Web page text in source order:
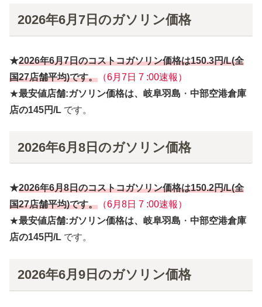
2026年6月7日のガソリン価格
★2026年6月7日のコストコガソリン価格は150.3円/L(全
国27店舗平均)です。 （6月7日 7 :00速報）
★最安値店舗:ガソリン価格は、岐阜羽島 ・ 中部空港倉庫
店の145円/L です。
2026年6月8日のガソリン価格
★2026年6月8日のコストコガソリン価格は150.2円/L(全
国27店舗平均)です。 （6月8日 7 :00速報）
★最安値店舗:ガソリン価格は、岐阜羽島 ・ 中部空港倉庫
店の145円/L です。
2026年6月9日のガソリン価格